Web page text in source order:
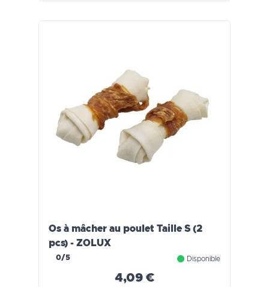
Os à mâcher au poulet Taille S (2
pcs) - ZOLUX
0/5 Disponible
4,09 €